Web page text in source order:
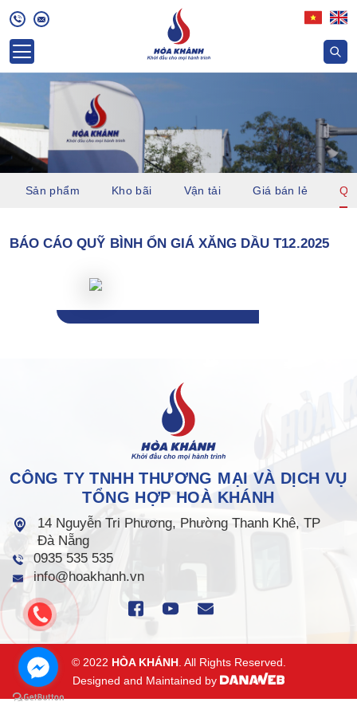
Sản phẩm Kho bãi Vận tải Giá bán lẻ
BÁO CÁO QUỸ BÌNH ỔN GIÁ XĂNG DẦU T12.2025
CÔNG TY TNHH THƯƠNG MẠI VÀ DỊCH VỤ
TỔNG HỢP HOÀ KHÁNH
14 Nguyễn Tri Phương, Phường Thanh Khê, TP
Đà Nẵng
0935 535 535
info@hoakhanh.vn
© 2022 HÒA KHÁNH. All Rights Reserved.
Designed and Maintained by